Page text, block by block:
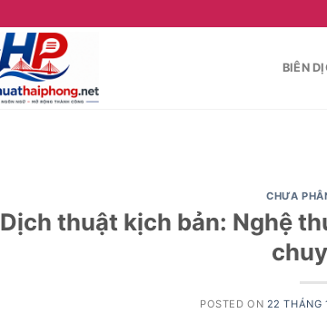
BIÊN
CHƯA
Dịch thuật kịch bản: Nghệ
POSTED ON 22 THÁNG